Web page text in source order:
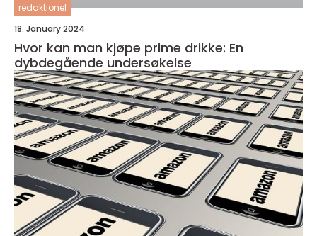
redaktionel
18. January 2024
Hvor kan man kjøpe prime drikke: En
dybdegående undersøkelse